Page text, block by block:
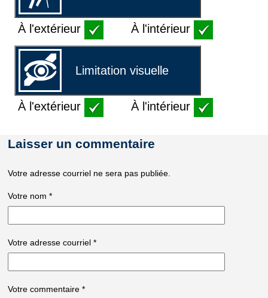
À l'extérieur À l'intérieur
Limitation visuelle
À l'extérieur À l'intérieur
Laisser un commentaire
Votre adresse courriel ne sera pas publiée.
Votre nom *
Votre adresse courriel *
Votre commentaire *